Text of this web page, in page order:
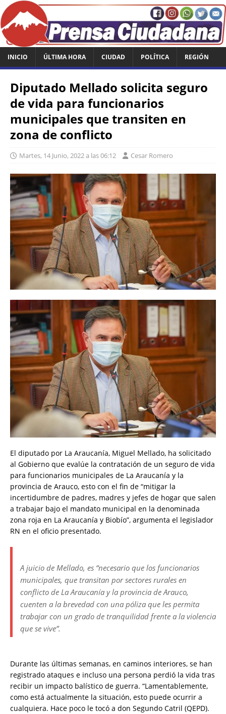
INICIO ÚLTIMA HORA CIUDAD POLÍTICA REGIÓN
Diputado Mellado solicita seguro
de vida para funcionarios
municipales que transiten en
zona de conflicto
Martes, 14 Junio, 2022 a las 06:12 Cesar Romero
El diputado por La Araucanía, Miguel Mellado, ha solicitado
al Gobierno que evalúe la contratación de un seguro de vida
para funcionarios municipales de La Araucanía y la
provincia de Arauco, esto con el fin de “mitigar la
incertidumbre de padres, madres y jefes de hogar que salen
a trabajar bajo el mandato municipal en la denominada
zona roja en La Araucanía y Biobío”, argumenta el legislador
RN en el oficio presentado.
A juicio de Mellado, es “necesario que los funcionarios
municipales, que transitan por sectores rurales en
conflicto de La Araucanía y la provincia de Arauco,
cuenten a la brevedad con una póliza que les permita
trabajar con un grado de tranquilidad frente a la violencia
que se vive”.
Durante las últimas semanas, en caminos interiores, se han
registrado ataques e incluso una persona perdió la vida tras
recibir un impacto balístico de guerra. “Lamentablemente,
como está actualmente la situación, esto puede ocurrir a
cualquiera. Hace poco le tocó a don Segundo Catril (QEPD).